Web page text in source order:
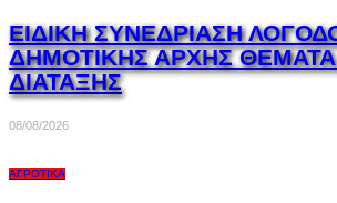
ΕΙΔΙΚΗ ΣΥΝΕΔΡΙΑΣΗ
ΔΗΜΟΤΙΚΗΣ ΑΡΧΗΣ
ΔΙΑΤΑΞΗΣ
08/08/2026
ΑΓΡΟΤΙΚΆ